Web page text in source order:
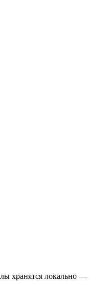
хранятся локально —